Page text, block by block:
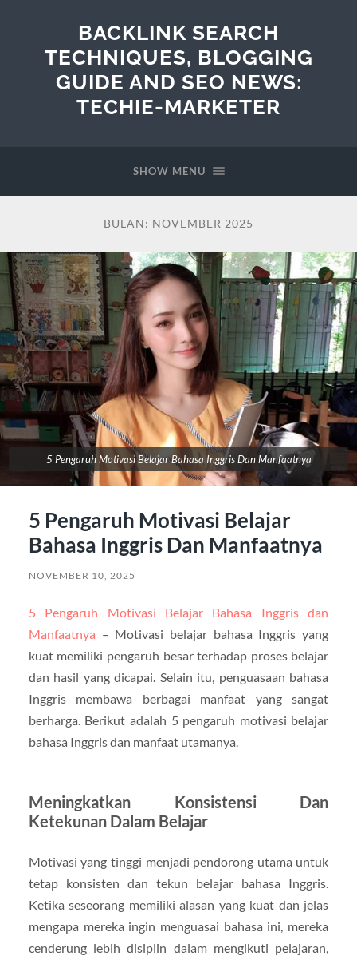
BACKLINK SEARCH
TECHNIQUES, BLOGGING
GUIDE AND SEO NEWS:
TECHIE-MARKETER
SHOW MENU
BULAN: NOVEMBER 2025
5 Pengaruh Motivasi Belajar Bahasa Inggris Dan Manfaatnya
5 Pengaruh Motivasi Belajar
Bahasa Inggris Dan Manfaatnya
NOVEMBER 10, 2025
5 Pengaruh Motivasi Belajar Bahasa Inggris dan
Manfaatnya – Motivasi belajar bahasa Inggris yang
kuat memiliki pengaruh besar terhadap proses belajar
dan hasil yang dicapai. Selain itu, penguasaan bahasa
Inggris membawa berbagai manfaat yang sangat
berharga. Berikut adalah 5 pengaruh motivasi belajar
bahasa Inggris dan manfaat utamanya.
Meningkatkan Konsistensi Dan
Ketekunan Dalam Belajar
Motivasi yang tinggi menjadi pendorong utama untuk
tetap konsisten dan tekun belajar bahasa Inggris.
Ketika seseorang memiliki alasan yang kuat dan jelas
mengapa mereka ingin menguasai bahasa ini, mereka
cenderung lebih disiplin dalam mengikuti pelajaran,